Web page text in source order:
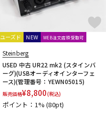
その他楽器
エフェクター
DTM
ユーズド NEW WEB注文店頭受取可
Steinberg
USED 中古 UR22 mk2 (スタインバ
ーグ)(USBオーディオインターフェ
ース)(管理番号：YEWN05015)
販売価格¥8,800(税込)
ポイント：1%(80pt)